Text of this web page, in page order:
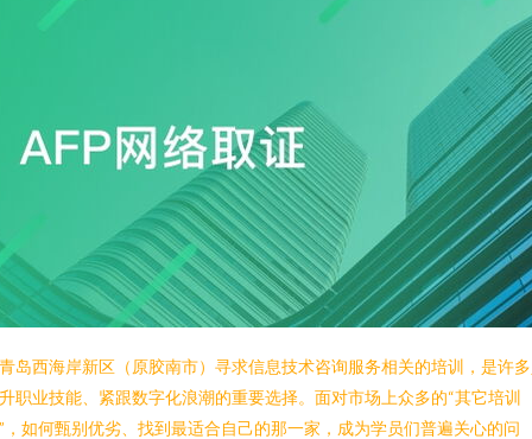
岛西海岸新区（原胶南市）寻求信息技术咨询服务相关的培训，是许
职业技能、紧跟数字化浪潮的重要选择。面对市场上众多的“其它培训
，如何甄别优劣、找到最适合自己的那一家，成为学员们普遍关心的问